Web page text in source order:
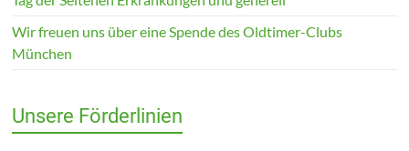
Wir freuen uns über eine Spende des Oldtimer-Clubs
München
Unsere Förderlinien